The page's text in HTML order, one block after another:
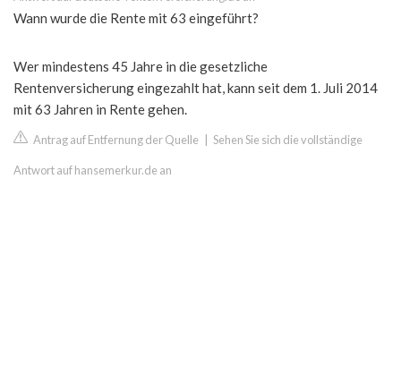
Wann wurde die Rente mit 63 eingeführt?
Wer mindestens 45 Jahre in die gesetzliche
Rentenversicherung eingezahlt hat, kann seit dem 1. Juli 2014
mit 63 Jahren in Rente gehen.
Antrag auf Entfernung der Quelle Sehen Sie sich die vollständige
Antwort auf hansemerkur.de an